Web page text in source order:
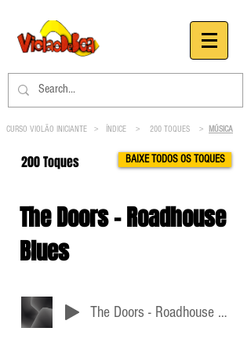
CURSO VIOLÃO INICIANTE > ÍNDICE > 200 TOQUES > MÚSICA
200 Toques BAIXE TODOS OS TOQUES
The Doors - Roadhouse
Blues
The Doors - Roadhouse Blues